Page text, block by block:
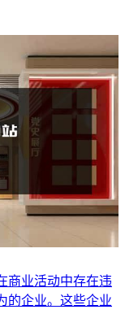
商业活动中存在违
的企业。这些企业